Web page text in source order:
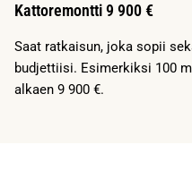
Kattoremontti 9 900 €
Saat ratkaisun, joka sopii
budjettiisi. Esimerkiksi 100
alkaen 9 900 €.